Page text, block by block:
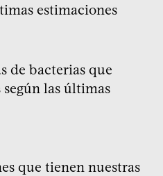
estimaciones
de bacterias que
las últimas
que tienen nuestras